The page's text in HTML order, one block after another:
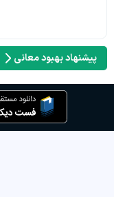
پیشنهاد بهبود معانی